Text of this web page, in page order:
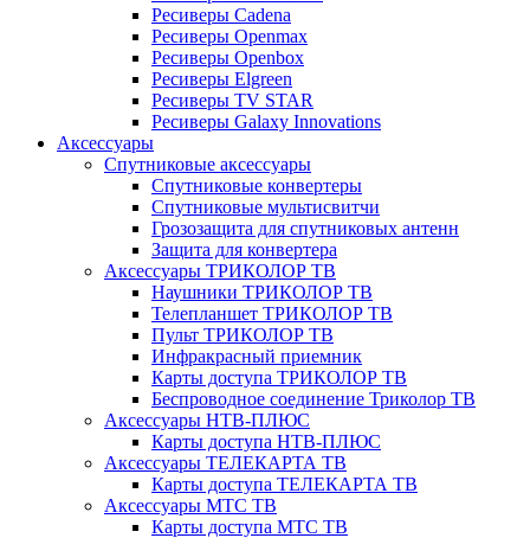
Ресиверы Cadena
Ресиверы Openmax
Ресиверы Openbox
Ресиверы Elgreen
Ресиверы TV STAR
Ресиверы Galaxy Innovations
Аксессуары
Спутниковые аксессуары
Спутниковые конвертеры
Спутниковые мультисвитчи
Грозозащита для спутниковых антенн
Защита для конвертера
Аксессуары ТРИКОЛОР ТВ
Наушники ТРИКОЛОР ТВ
Телепланшет ТРИКОЛОР ТВ
Пульт ТРИКОЛОР ТВ
Инфракрасный приемник
Карты доступа ТРИКОЛОР ТВ
Беспроводное соединение Триколор ТВ
Аксессуары НТВ-ПЛЮС
Карты доступа НТВ-ПЛЮС
Аксессуары ТЕЛЕКАРТА ТВ
Карты доступа ТЕЛЕКАРТА ТВ
Аксессуары МТС ТВ
Карты доступа МТС ТВ